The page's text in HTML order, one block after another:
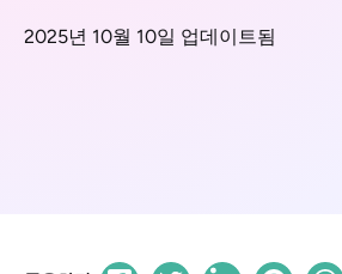
2025년 10월 10일 업데이트됨